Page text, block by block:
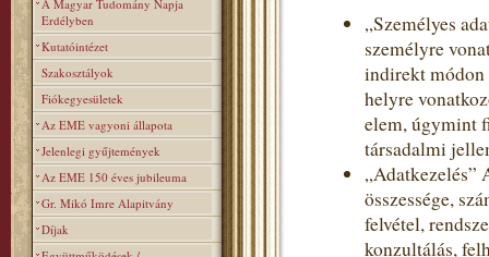
A Magyar Tudomány Napja
Erdélyben
Kutatóintézet
Szakosztályok
Fiókegyesületek
Az EME vagyoni állapota
Jelenlegi gyűjtemények
Az EME 150 éves jubileuma
Gr. Mikó Imre Alapitvány
Díjak
„Személyes
személyre
indirekt módon
helyre
elem, úgymint
társadalmi
„Adatkezelés”
összessége,
felvétel,
konzultálás,